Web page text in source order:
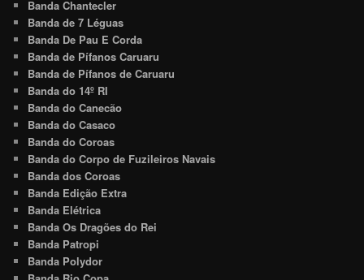
Banda Chantecler
Banda de 7 Léguas
Banda De Pau E Corda
Banda de Pífanos Caruaru
Banda de Pífanos de Caruaru
Banda do 14º RI
Banda do Canecão
Banda do Casaco
Banda do Coroas
Banda do Corpo de Fuzileiros Navais
Banda dos Coroas
Banda Edição Extra
Banda Elétrica
Banda Os Dragões do Rei
Banda Patropi
Banda Polydor